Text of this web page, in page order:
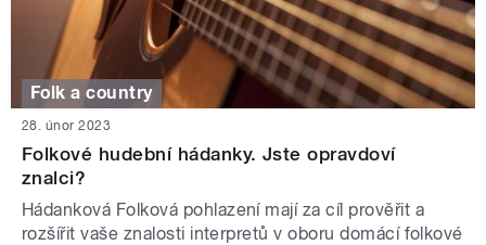
Folk a country
28. únor 2023
Folkové hudební hádanky. Jste opravdoví
znalci?
Hádanková Folková pohlazení mají za cíl prověřit a
rozšířit vaše znalosti interpretů v oboru domácí folkové